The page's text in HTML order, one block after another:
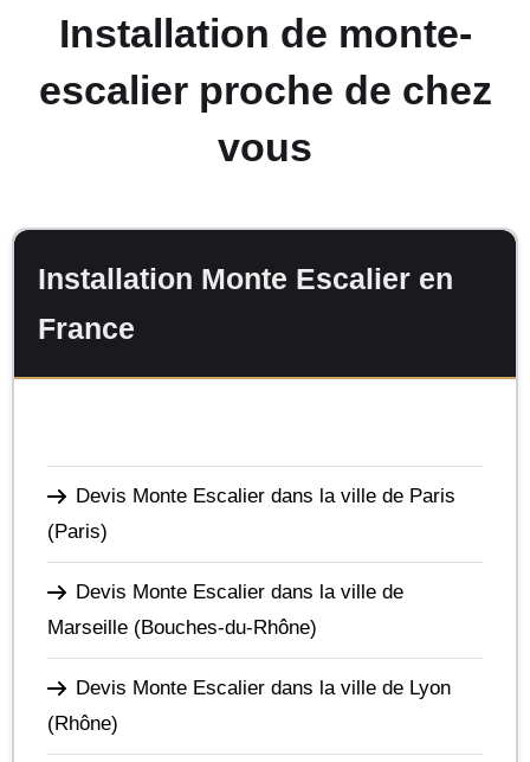
Installation de monte-
escalier proche de chez
vous
Installation Monte Escalier en
France
Devis Monte Escalier dans la ville de Paris
(Paris)
Devis Monte Escalier dans la ville de
Marseille (Bouches-du-Rhône)
Devis Monte Escalier dans la ville de Lyon
(Rhône)